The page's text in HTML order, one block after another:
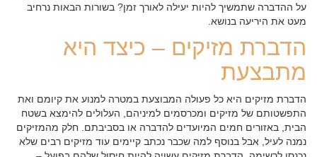
על ההדברה שתמשיך להיות יעילה לאורך זמן? בשורות הבאות נרחיב
מעט את היריעה בנושא.
הדברת מזיקים – כיצד היא
מתבצעת
הדברת מזיקים היא כל פעולה המבוצעת במטרה למנוע את קיומם ואת
התפשטותם של מזיקים ומכרסמים למיניהם, העלולים להימצא בשטח
הבית, באזורים חמים המיועדים להדברה או בסביבתם. חלק מהמזיקים
נמנה לעיל, אבל בנוסף למה שכבר נכתב קיימים עוד מזיקים רבים שלא